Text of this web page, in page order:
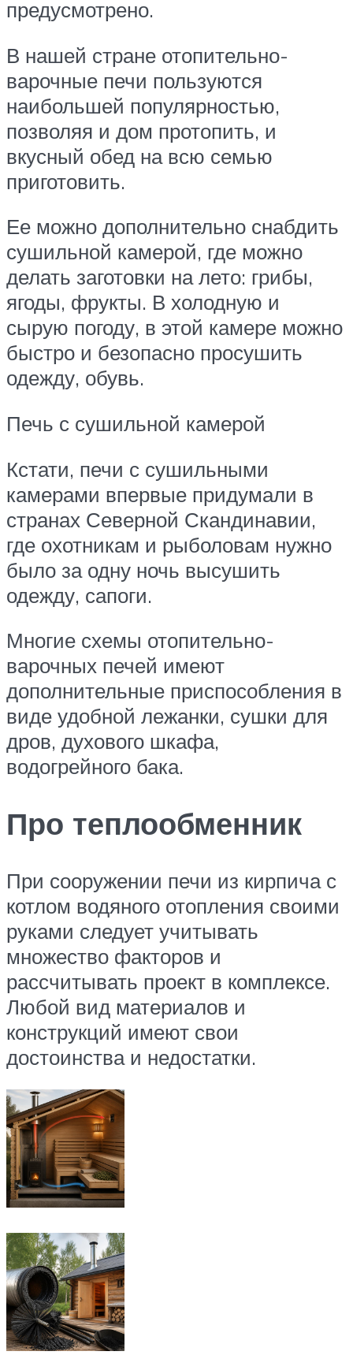
предусмотрено.
В нашей стране отопительно-
варочные печи пользуются
наибольшей популярностью,
позволяя и дом протопить, и
вкусный обед на всю семью
приготовить.
Ее можно дополнительно снабдить
сушильной камерой, где можно
делать заготовки на лето: грибы,
ягоды, фрукты. В холодную и
сырую погоду, в этой камере можно
быстро и безопасно просушить
одежду, обувь.
Печь с сушильной камерой
Кстати, печи с сушильными
камерами впервые придумали в
странах Северной Скандинавии,
где охотникам и рыболовам нужно
было за одну ночь высушить
одежду, сапоги.
Многие схемы отопительно-
варочных печей имеют
дополнительные приспособления в
виде удобной лежанки, сушки для
дров, духового шкафа,
водогрейного бака.
Про теплообменник
При сооружении печи из кирпича с
котлом водяного отопления своими
руками следует учитывать
множество факторов и
рассчитывать проект в комплексе.
Любой вид материалов и
конструкций имеют свои
достоинства и недостатки.